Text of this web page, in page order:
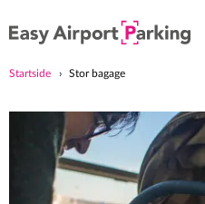
Startside Stor bagage